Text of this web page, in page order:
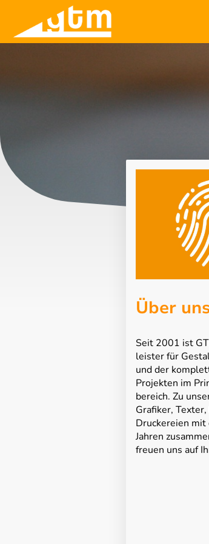
Über
Seit 2001 ist
leister für
und der
Projekten im
bereich. Zu
Grafiker,
Druckereien
Jahren
freuen uns auf